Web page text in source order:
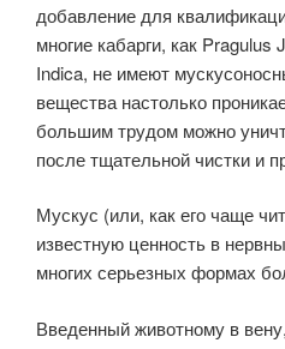
добавление для
многие кабарги, как
Indica, не имеют
вещества настолько
большим трудом можно
после тщательной чистки и
Мускус (или, как его чаще
известную ценность в
многих серьезных формах
Введенный животному в